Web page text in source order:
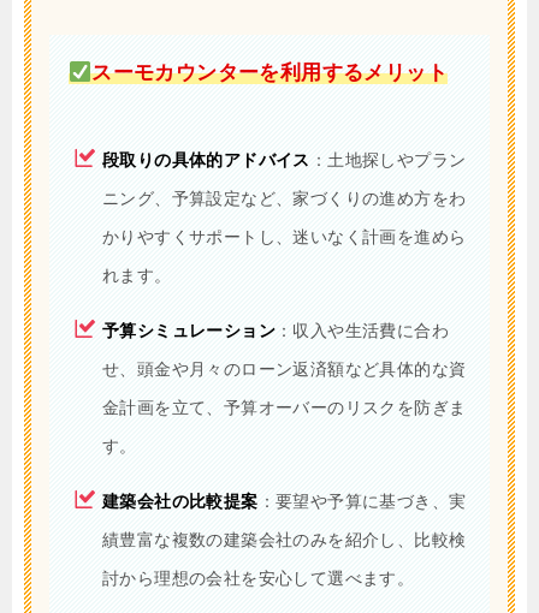
スーモカウンターを利用するメリット
段取りの具体的アドバイス ：土地探しやプラン
ニング、予算設定など、家づくりの進め方をわ
かりやすくサポートし、迷いなく計画を進めら
れます。
予算シミュレーション ：収入や生活費に合わ
せ、頭金や月々のローン返済額など具体的な資
金計画を立て、予算オーバーのリスクを防ぎま
す。
建築会社の比較提案 ：要望や予算に基づき、実
績豊富な複数の建築会社のみを紹介し、比較検
討から理想の会社を安心して選べます。